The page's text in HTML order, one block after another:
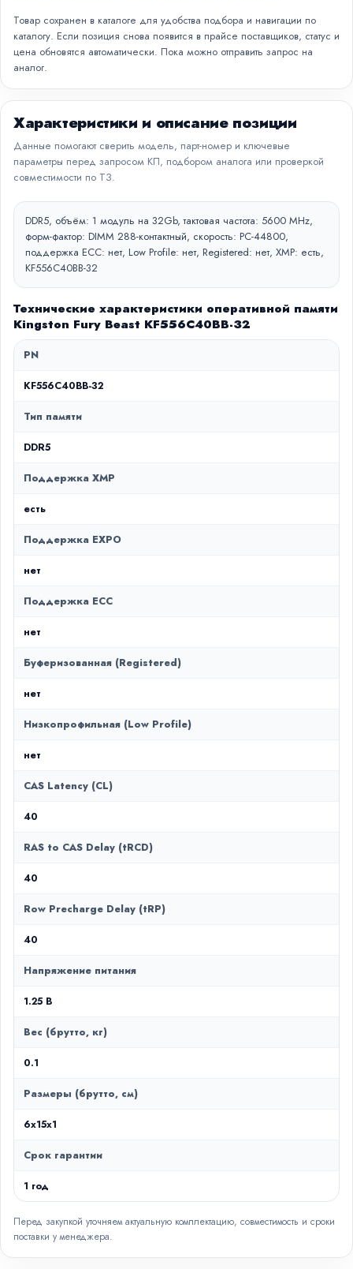
Товар сохранен в каталоге для удобства подбора и навигации по
каталогу. Если позиция снова появится в прайсе поставщиков, статус и
цена обновятся автоматически. Пока можно отправить запрос на
аналог.
Характеристики и описание позиции
Данные помогают сверить модель, парт-номер и ключевые
параметры перед запросом КП, подбором аналога или проверкой
совместимости по ТЗ.
DDR5, объём: 1 модуль на 32Gb, тактовая частота: 5600 MHz,
форм-фактор: DIMM 288-контактный, скорость: PC-44800,
поддержка ECC: нет, Low Profile: нет, Registered: нет, XMP: есть,
KF556C40BB-32
Технические характеристики оперативной памяти
Kingston Fury Beast KF556C40BB-32
PN
KF556C40BB-32
Тип памяти
DDR5
Поддержка XMP
есть
Поддержка EXPO
нет
Поддержка ECC
нет
Буферизованная (Registered)
нет
Низкопрофильная (Low Profile)
нет
CAS Latency (CL)
40
RAS to CAS Delay (tRCD)
40
Row Precharge Delay (tRP)
40
Напряжение питания
1.25 В
Вес (брутто, кг)
0.1
Размеры (брутто, см)
6x15x1
Срок гарантии
1 год
Перед закупкой уточняем актуальную комплектацию, совместимость и сроки
поставки у менеджера.